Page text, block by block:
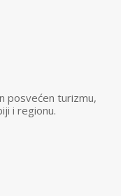
posvećen turizmu,
i regionu.